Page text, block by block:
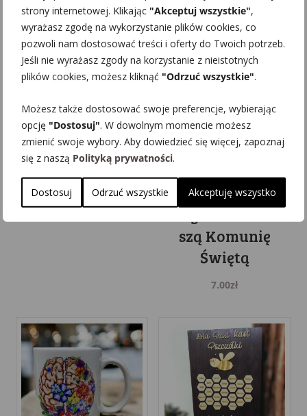
strony internetowej. Klikając "Akceptuj wszystkie",
wyrażasz zgodę na wykorzystanie plików cookies, co
pozwoli nam dostosować treści i oferty do Twoich potrzeb.
Jeśli nie wyrażasz zgody na korzystanie z nieistotnych
plików cookies, możesz kliknąć "Odrzuć wszystkie".
Możesz także dostosować swoje preferencje, wybierając
opcję "Dostosuj". W dowolnym momencie możesz
zmienić swoje wybory. Aby dowiedzieć się więcej, zapoznaj
się z naszą Polityką prywatności.
Dostosuj Odrzuć wszystkie Akceptuję wszystko
Aniołek
podziękowanie
dla gości
11.00 zł
Pamiątka
podziękowanie
grawerowany
kielich hostia z
magnesem na I-
szą Komunię
Świętą
7.00zł